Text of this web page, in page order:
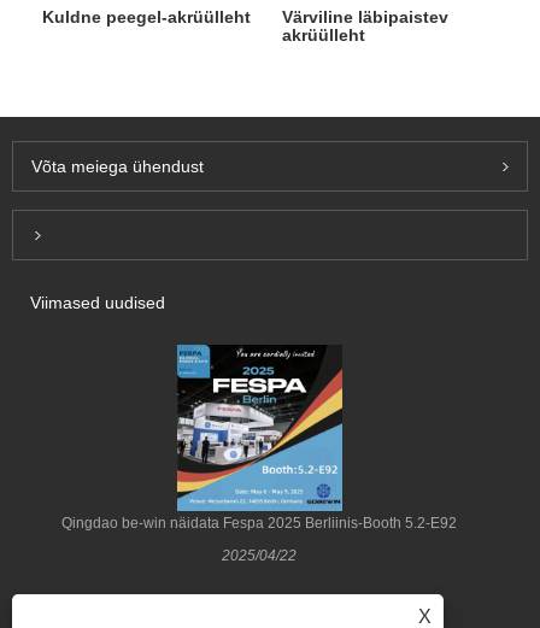
Kuldne peegel-akrüülleht
Värviline läbipaistev
akrüülleht
Võta meiega ühendust
Inquiry For Pricelist
Viimased uudised
Qingdao be-win näidata Fespa 2025 Berliinis-Booth 5.2-E92
2025/04/22
X